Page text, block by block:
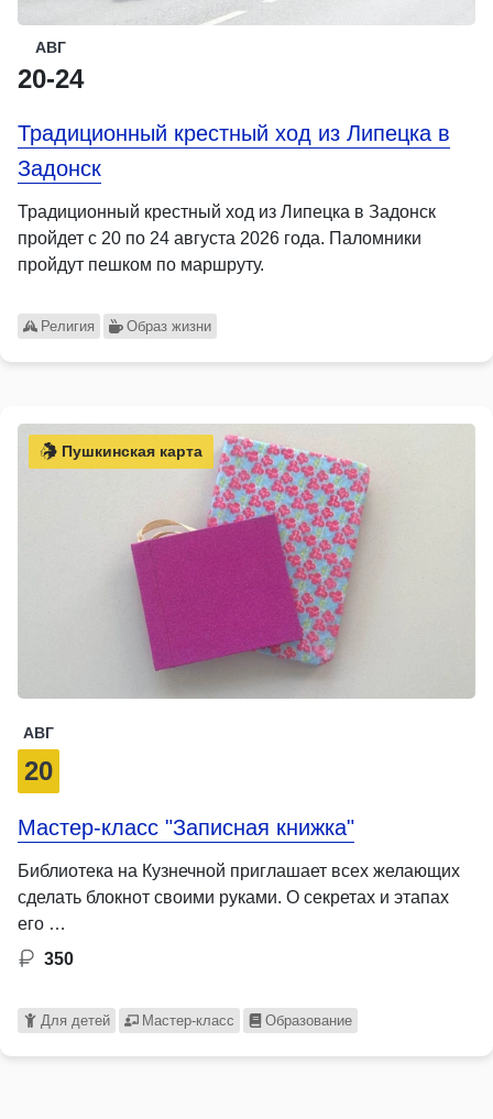
АВГ
20-24
Традиционный крестный ход из Липецка в
Задонск
Традиционный крестный ход из Липецка в Задонск
пройдет с 20 по 24 августа 2026 года. Паломники
пройдут пешком по маршруту.
Религия Образ жизни
Пушкинская карта
АВГ
20
Мастер-класс "Записная книжка"
Библиотека на Кузнечной приглашает всех желающих
сделать блокнот своими руками. О секретах и этапах
его …
350
Для детей Мастер-класс Образование